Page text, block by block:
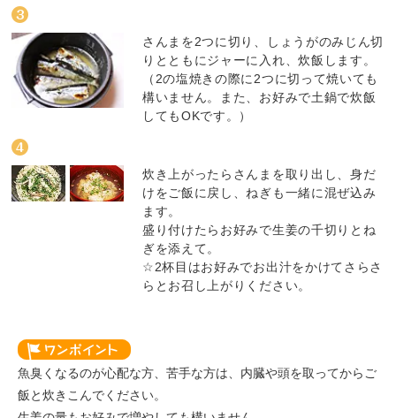
さんまを2つに切り、しょうがのみじん切
りとともにジャーに入れ、炊飯します。
（2の塩焼きの際に2つに切って焼いても
構いません。また、お好みで土鍋で炊飯
してもOKです。）
炊き上がったらさんまを取り出し、身だ
けをご飯に戻し、ねぎも一緒に混ぜ込み
ます。
盛り付けたらお好みで生姜の千切りとね
ぎを添えて。
☆2杯目はお好みでお出汁をかけてさらさ
らとお召し上がりください。
魚臭くなるのが心配な方、苦手な方は、内臓や頭を取ってからご
飯と炊きこんでください。